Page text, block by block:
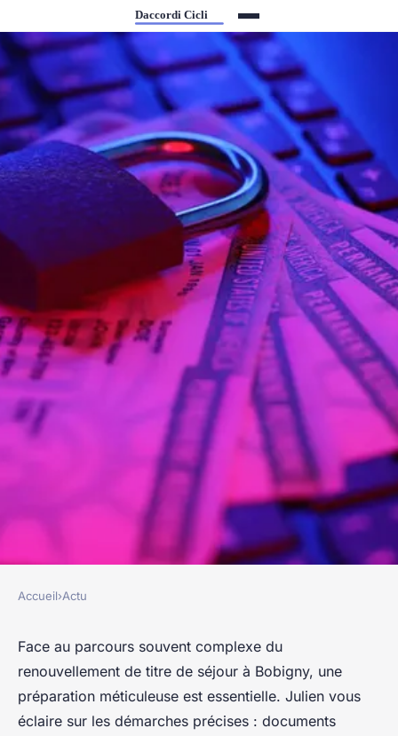
Demande de renouvellement
de titre de séjour à Bobigny :
les conditions nécessaires
Accueil›Actu
Face au parcours souvent complexe du
renouvellement de titre de séjour à Bobigny, une
préparation méticuleuse est essentielle. Julien vous
éclaire sur les démarches précises : documents